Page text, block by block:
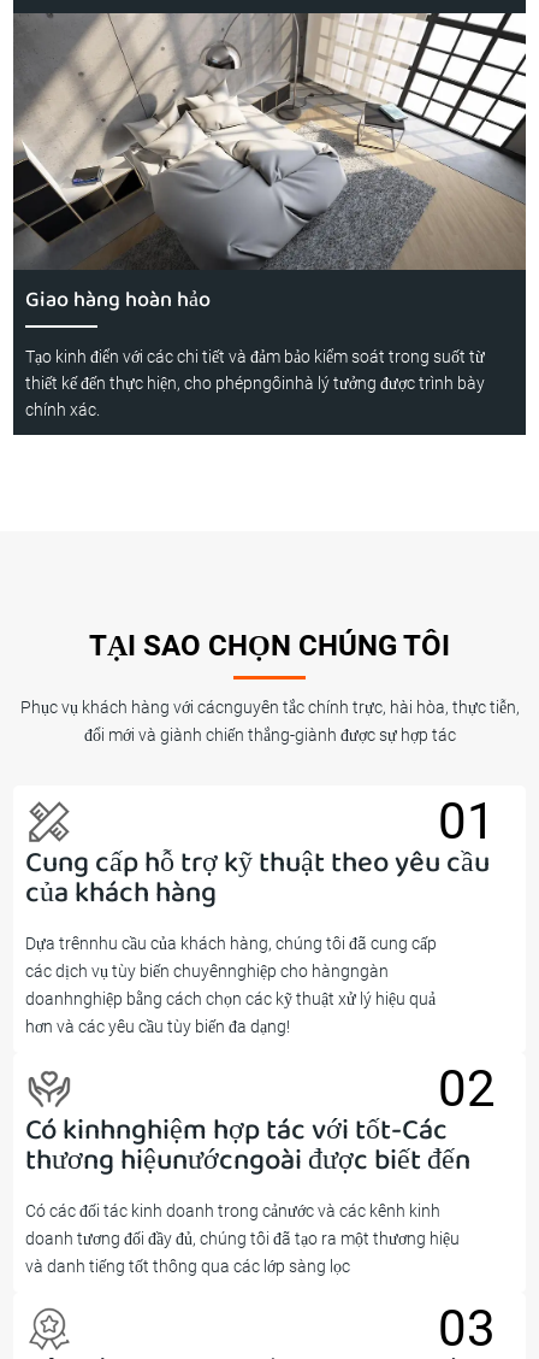
Giao hàng hoàn hảo
Tạo kinh điển với các chi tiết và đảm bảo kiểm soát trong suốt từ
thiết kế đến thực hiện, cho phépngôinhà lý tưởng được trình bày
chính xác.
TẠI SAO CHỌN CHÚNG TÔI
Phục vụ khách hàng với cácnguyên tắc chính trực, hài hòa, thực tiễn,
đổi mới và giành chiến thắng-giành được sự hợp tác
Cung cấp hỗ trợ kỹ thuật theo yêu cầu
của khách hàng
Dựa trênnhu cầu của khách hàng, chúng tôi đã cung cấp
các dịch vụ tùy biến chuyênnghiệp cho hàngngàn
doanhnghiệp bằng cách chọn các kỹ thuật xử lý hiệu quả
hơn và các yêu cầu tùy biến đa dạng!
01
Có kinhnghiệm hợp tác với tốt-Các
thương hiệunướcngoài được biết đến
Có các đối tác kinh doanh trong cảnước và các kênh kinh
doanh tương đối đầy đủ, chúng tôi đã tạo ra một thương hiệu
và danh tiếng tốt thông qua các lớp sàng lọc
02
02
03